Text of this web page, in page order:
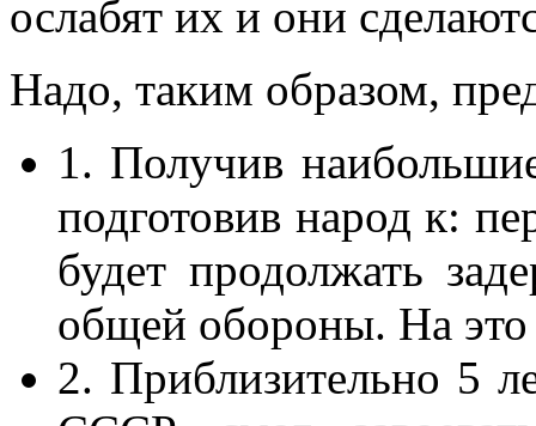
ослабят их и они
Надо, таким образом,
1. Получив
подготовив народ к:
будет продолжать
общей обороны. На это
2. Приблизительно 5